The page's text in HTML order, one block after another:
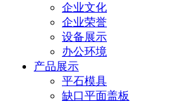
企业文化
企业荣誉
设备展示
办公环境
产品展示
平石模具
缺口平面盖板